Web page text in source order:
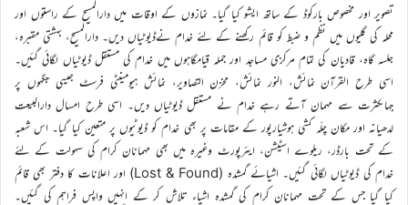
تصویر اور مخصوص بارکوڈ کے ساتھ ایشو کیا گیا۔ نمازوں کے اوقات میں دارالمسیح کے راستوں اور
محلہ کی گلیوں میں نظم و ضبط کو قائم رکھنے کے لئے خدام نےڈیوٹیاں دیں۔ دارالمسیح، بہشتی مقبرہ،
جلسہ گاہ، قادیان کی تمام مرکزی مساجد اور جملہ قیامگاہوں میں خدام کی مستقل ڈیوٹیاں لگائی گئیں۔
اسی طرح القرآن نمائش، النور نمائش، مخزن التصاویر، نمائش ہیومینٹی فرسٹ جیسی جگہوں پر
جہاںکثرت سے مہمان آتے رہے خدام نے مستقل ڈیوٹیاں دیں۔ اسی طرح امسال دارالبیعت
لدھیانہ اور مکان چلّہ کشی ہوشیارپور کے مقامات پر بھی خدام کو ڈیوٹیوں پر متعین کیا گیا۔ اس شعبہ
کے تحت بارڈر، ریلوے اسٹیشن، ایئرپورٹ وغیرہ میں بھی مہمانان کرام کی سہولت کے لئے
خدام کی ڈیوٹیاں لگائی گئیں۔ اشیائے گمشدہ (Lost & Found) اور اعلانات کا دفتر بھی قائم
کیا گیا جس کے تحت مہمانان کرام کی گمشدہ اشیاء تلاش کر کے انہیں واپس فراہم کی گئیں۔